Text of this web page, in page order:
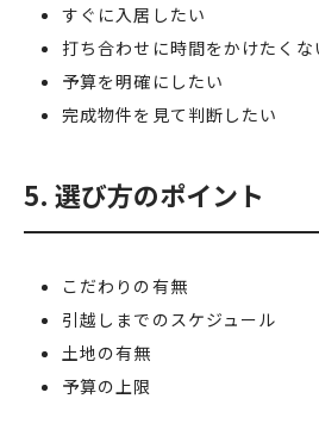
すぐに入居したい
打ち合わせに時間をかけたくな
予算を明確にしたい
完成物件を見て判断したい
5. 選び方のポイント
こだわりの有無
引越しまでのスケジュール
土地の有無
予算の上限